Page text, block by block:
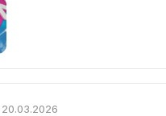
20.03.2026